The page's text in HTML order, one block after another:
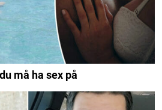
må ha sex på